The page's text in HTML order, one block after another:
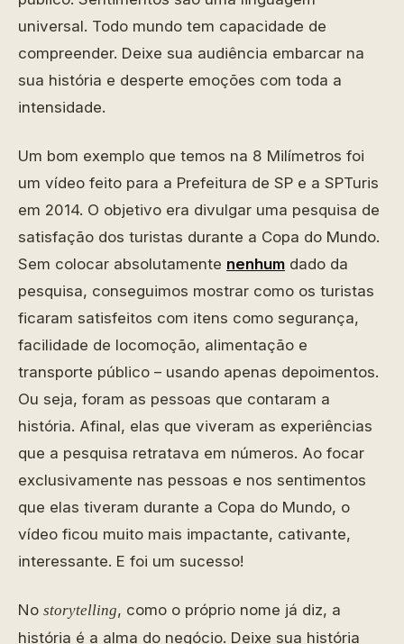
universal. Todo mundo tem capacidade de
compreender. Deixe sua audiência embarcar na
sua história e desperte emoções com toda a
intensidade.
Um bom exemplo que temos na 8 Milímetros foi
um vídeo feito para a Prefeitura de SP e a SPTuris
em 2014. O objetivo era divulgar uma pesquisa de
satisfação dos turistas durante a Copa do Mundo.
Sem colocar absolutamente nenhum dado da
pesquisa, conseguimos mostrar como os turistas
ficaram satisfeitos com itens como segurança,
facilidade de locomoção, alimentação e
transporte público – usando apenas depoimentos.
Ou seja, foram as pessoas que contaram a
história. Afinal, elas que viveram as experiências
que a pesquisa retratava em números. Ao focar
exclusivamente nas pessoas e nos sentimentos
que elas tiveram durante a Copa do Mundo, o
vídeo ficou muito mais impactante, cativante,
interessante. E foi um sucesso!
No storytelling, como o próprio nome já diz, a
história é a alma do negócio. Deixe sua história